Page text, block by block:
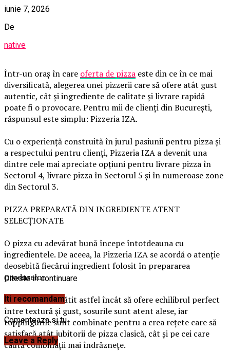
iunie 7, 2026
De
native
Într-un oraș în care oferta de pizza este din ce în ce mai
diversificată, alegerea unei pizzerii care să ofere atât gust
autentic, cât și ingrediente de calitate și livrare rapidă
poate fi o provocare. Pentru mii de clienți din București,
răspunsul este simplu: Pizzeria IZA.
Cu o experiență construită în jurul pasiunii pentru pizza și
a respectului pentru clienți, Pizzeria IZA a devenit una
dintre cele mai apreciate opțiuni pentru livrare pizza în
Sectorul 4, livrare pizza în Sectorul 5 și în numeroase zone
din Sectorul 3.
PIZZA PREPARATĂ DIN INGREDIENTE ATENT
SELECȚIONATE
O pizza cu adevărat bună începe întotdeauna cu
ingredientele. De aceea, la Pizzeria IZA se acordă o atenție
deosebită fiecărui ingredient folosit în prepararea
produselor.
Blatul este pregătit astfel încât să ofere echilibrul perfect
între textură și gust, sosurile sunt atent alese, iar
toppingurile sunt combinate pentru a crea rețete care să
satisfacă atât iubitorii de pizza clasică, cât și pe cei care
caută combinații mai îndrăznețe.
Citeste in continuare
Iti recomandam
Comenteaza si tu
Leave a Reply